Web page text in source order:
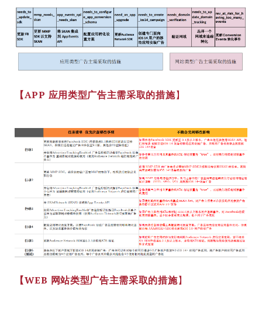
【APP 应用类型广告主需采取的措施】
【WEB 网站类型广告主需采取的措施】